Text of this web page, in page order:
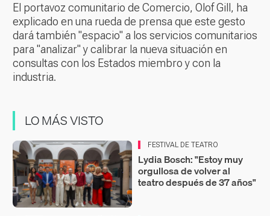
El portavoz comunitario de Comercio, Olof Gill, ha
explicado en una rueda de prensa que este gesto
dará también "espacio" a los servicios comunitarios
para "analizar" y calibrar la nueva situación en
consultas con los Estados miembro y con la
industria.
LO MÁS VISTO
FESTIVAL DE TEATRO
Lydia Bosch: "Estoy muy
orgullosa de volver al
teatro después de 37 años"